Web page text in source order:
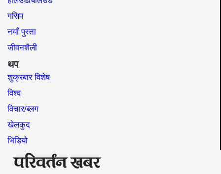
गसिप
नयाँ पुस्ता
जीवनशैली
थप
शुक्रबार विशेष
विश्व
विचार/ब्लग
खेलकुद
भिडियो